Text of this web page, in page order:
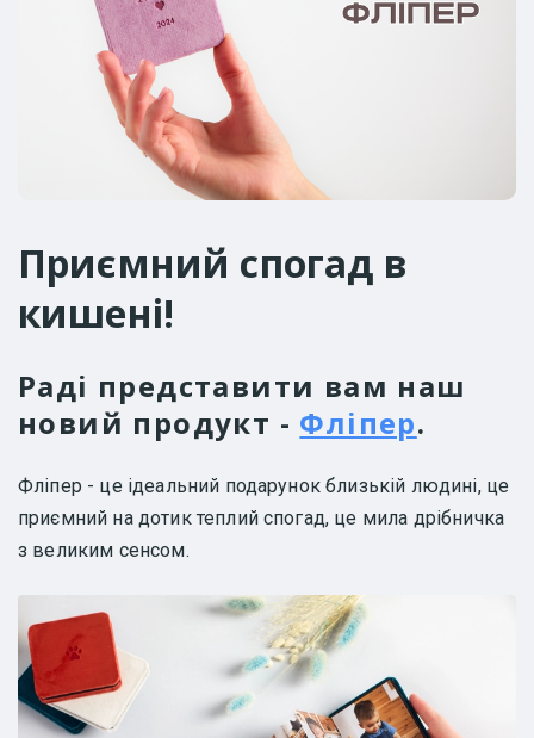
Приємний спогад в
кишені!
Раді представити вам наш
новий продукт - Фліпер.
Фліпер - це ідеальний подарунок близькій людині, це
приємний на дотик теплий спогад, це мила дрібничка
з великим сенсом.